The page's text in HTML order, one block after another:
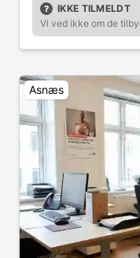
IKKE TILMELDT
Vi ved ikke om de
Asnæs